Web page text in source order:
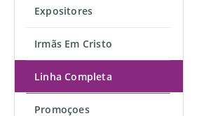
Expositores
Irmãs Em Cristo
Linha Completa
Promoçoes